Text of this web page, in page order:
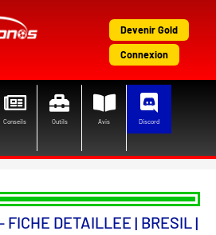
Devenir Gold
Connexion
Conseils Outils Avis Discord
FICHE DETAILLEE | BRESIL |